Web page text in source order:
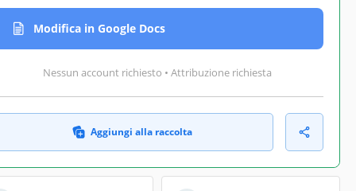
Modifica in Google Docs
Nessun account richiesto • Attribuzione richiesta
Aggiungi alla raccolta